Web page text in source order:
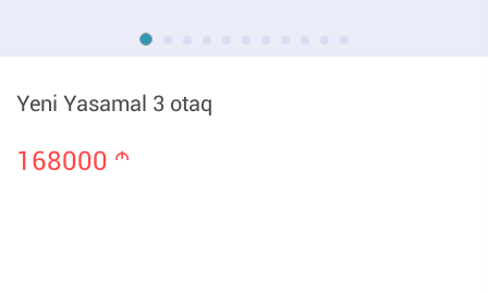
Yeni Yasamal 3 otaq
168000 m